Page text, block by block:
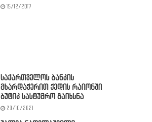
15/12/2017
საქართველოს ბანკის
მხარდაჭერით ქედის რაიონში
ბუტიკ სასტუმრო გაიხსნა
20/10/2021